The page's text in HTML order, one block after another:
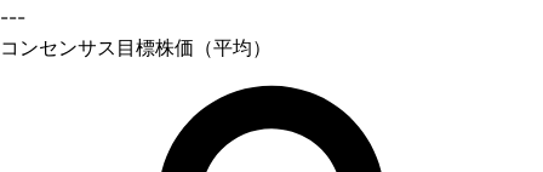
---
コンセンサス目標株価（平均）